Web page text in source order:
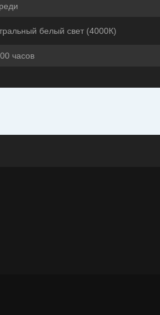
белый свет (4000К)
часов